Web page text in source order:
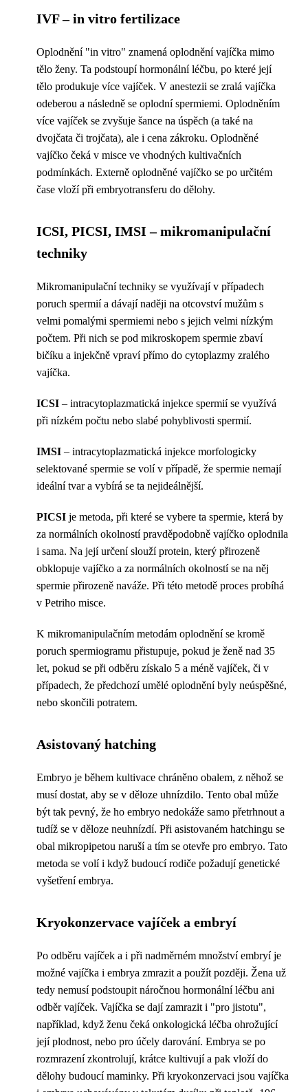
IVF – in vitro fertilizace
Oplodnění "in vitro" znamená oplodnění vajíčka mimo
tělo ženy. Ta podstoupí hormonální léčbu, po které její
tělo produkuje více vajíček. V anestezii se zralá vajíčka
odeberou a následně se oplodní spermiemi. Oplodněním
více vajíček se zvyšuje šance na úspěch (a také na
dvojčata či trojčata), ale i cena zákroku. Oplodněné
vajíčko čeká v misce ve vhodných kultivačních
podmínkách. Externě oplodněné vajíčko se po určitém
čase vloží při embryotransferu do dělohy.
ICSI, PICSI, IMSI – mikromanipulační
techniky
Mikromanipulační techniky se využívají v případech
poruch spermií a dávají naději na otcovství mužům s
velmi pomalými spermiemi nebo s jejich velmi nízkým
počtem. Při nich se pod mikroskopem spermie zbaví
bičíku a injekčně vpraví přímo do cytoplazmy zralého
vajíčka.
ICSI – intracytoplazmatická injekce spermií se využívá
při nízkém počtu nebo slabé pohyblivosti spermií.
IMSI – intracytoplazmatická injekce morfologicky
selektované spermie se volí v případě, že spermie nemají
ideální tvar a vybírá se ta nejideálnější.
PICSI je metoda, při které se vybere ta spermie, která by
za normálních okolností pravděpodobně vajíčko oplodnila
i sama. Na její určení slouží protein, který přirozeně
obklopuje vajíčko a za normálních okolností se na něj
spermie přirozeně naváže. Při této metodě proces probíhá
v Petriho misce.
K mikromanipulačním metodám oplodnění se kromě
poruch spermiogramu přistupuje, pokud je ženě nad 35
let, pokud se při odběru získalo 5 a méně vajíček, či v
případech, že předchozí umělé oplodnění byly neúspěšné,
nebo skončili potratem.
Asistovaný hatching
Embryo je během kultivace chráněno obalem, z něhož se
musí dostat, aby se v děloze uhnízdilo. Tento obal může
být tak pevný, že ho embryo nedokáže samo přetrhnout a
tudíž se v děloze neuhnízdí. Při asistovaném hatchingu se
obal mikropipetou naruší a tím se otevře pro embryo. Tato
metoda se volí i když budoucí rodiče požadují genetické
vyšetření embrya.
Kryokonzervace vajíček a embryí
Po odběru vajíček a i při nadměrném množství embryí je
možné vajíčka i embrya zmrazit a použít později. Žena už
tedy nemusí podstoupit náročnou hormonální léčbu ani
odběr vajíček. Vajíčka se dají zamrazit i "pro jistotu",
například, když ženu čeká onkologická léčba ohrožující
její plodnost, nebo pro účely darování. Embrya se po
rozmrazení zkontrolují, krátce kultivují a pak vloží do
dělohy budoucí maminky. Při kryokonzervaci jsou vajíčka